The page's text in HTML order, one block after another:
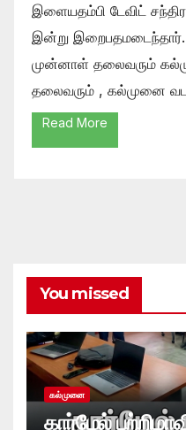
இளையதம்பி டேவிட்
இன்று
முன்னாள் தலைவரும்
தலைவரும் , கல்முனை
Read More
You missed
கல்முனை
கார்மேல்